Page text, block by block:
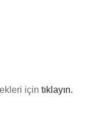
için tıklayın.